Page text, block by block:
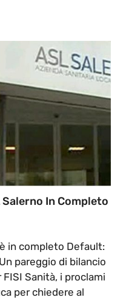
In Completo
in completo Default:
pareggio di bilancio
Sanità, i proclami
per chiedere al